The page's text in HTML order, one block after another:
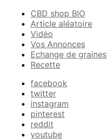
CBD shop BIO
Article aléatoire
Vidéo
Vos Annonces
Echange de graines
Recette
facebook
twitter
instagram
pinterest
reddit
youtube